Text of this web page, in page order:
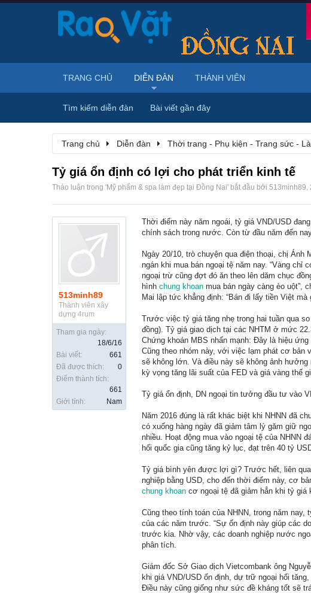
Trang chủ Diễn đàn Thời trang - Phụ kiện - Trang sức -
Tỷ giá ổn định có lợi cho phát triển kinh tế
Thảo luận trong 'Mỹ phẩm & spa làm đẹp tại Đồng Nai' bắt đầu bởi 513minh89,
513minh89
Thành viên xây
dựng 4rum
Tham gia ngày:
18/6/16
Bài viết:
661
Đã được thích:
0
Điểm thành tích:
661
Giới tính:
Nam
Thời điểm này năm ngoái, tỷ giá VND/USD
chính sách trong nước. Còn từ đầu năm đến
Ngày 20/10, trò chuyện qua điện thoại, chị
ngán khi mua bán ngoại tệ năm nay. “Vàng
ngoại trừ cũng đợt đó ăn theo lên dăm chục
hình chung khoan mua bán ngày càng èo uột”,
Mai lập tức khẳng định: “Bán đi lấy tiền Việt
Trước việc tỷ giá tăng nhẹ trong hai tuần qua
đồng). Tỷ giá giao dịch tại các NHTM ở mức
Chứng khoán MBS nhấn mạnh: Đây là hiệu
Cũng theo nhóm này, với việc lạm phát cơ
sẽ không lớn. Và điều này sẽ không ảnh
kỳ vọng tăng lãi suất của FED và giá vàng thế
Tỷ giá ổn định, DN ngoại tin tưởng đầu tư vào
Năm 2016 đúng là rất khác biệt khi NHNN đã
có xuống hàng ngày đã giảm tâm lý găm giữ
nhiều. Hoạt động mua vào ngoại tệ của NHNN
hối quốc gia cũng tăng kỷ lục, đạt trên 40 tỷ
Tỷ giá bình yên được lợi gì? Trước hết, liên
nghiệp bằng USD, cho đến thời điểm này, cơ
chung khoan cơ ngoại tệ đã giảm hẳn khi tỷ giá
Cũng theo tính toán của NHNN, trong năm
của các năm trước. “Sự ổn định này giúp các
trước kia. Nhờ vậy, các doanh nghiệp nước
phân tích.
Giám đốc Sở Giao dịch Vietcombank ông
khi giá VND/USD ổn định, dự trữ ngoại hối
Điều này cũng giống như sức đề kháng tốt sẽ
TRANG CHỦ DIỄN ĐÀN
Tìm kiếm diễn đàn Bài viết gần đây
THÀNH VIÊN